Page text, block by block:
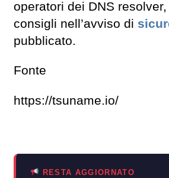
operatori dei DNS
consigli nell’avviso di
pubblicato.
Fonte
https://tsuname.io/
RESTA AGGIORNATO